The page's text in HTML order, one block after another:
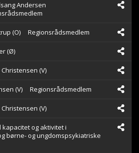
Andersen
(O) Regionsrådsmedlem
(Ø)
(V)
(V) Regionsrådsmedlem
(V)
og aktivitet i
børne- og ungdomspsykiatriske